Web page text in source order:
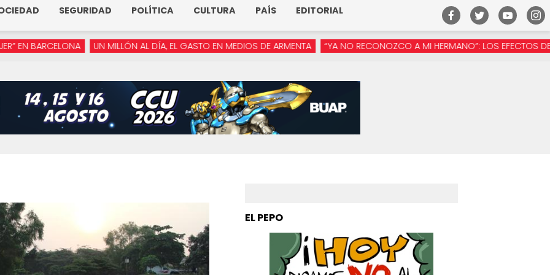
SEGURIDAD POLÍTICA CULTURA PAÍS
EDITORIAL
UN MILLÓN AL DÍA, EL GASTO EN MEDIOS DE ARMENTA “YA NO RECONOZCO A MI HERMANO”: LOS EFECTOS DE LA MANÓSFERA
EL PEPO